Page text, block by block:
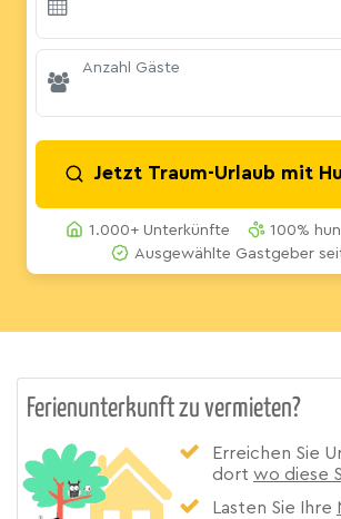
Anzahl Gäste
Jetzt Traum-Urlaub mit
1.000+ Unterkünfte
100%
Ausgewählte Gastgeber
Ferienunterkunft zu vermieten?
Erreichen Sie
dort wo diese
Lasten Sie Ihre